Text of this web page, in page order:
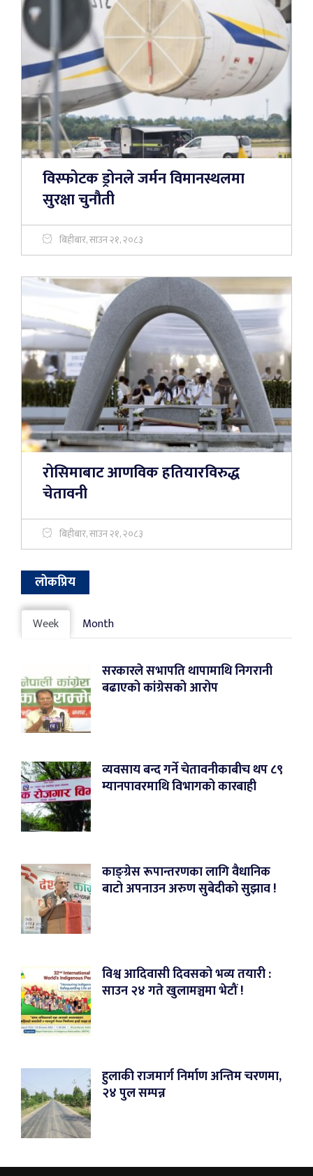
विस्फोटक ड्रोनले जर्मन विमानस्थलमा
सुरक्षा चुनौती
बिहीबार, साउन २१, २०८३
रोसिमाबाट आणविक हतियारविरुद्ध
चेतावनी
बिहीबार, साउन २१, २०८३
लोकप्रिय
Week Month
सरकारले सभापति थापामाथि निगरानी
बढाएको कांग्रेसको आरोप
व्यवसाय बन्द गर्ने चेतावनीकाबीच थप ८९
म्यानपावरमाथि विभागको कारबाही
काङ्ग्रेस रूपान्तरणका लागि वैधानिक
बाटो अपनाउन अरुण सुबेदीको सुझाव !
विश्व आदिवासी दिवसको भव्य तयारी :
साउन २४ गते खुलामञ्चमा भेटौं !
हुलाकी राजमार्ग निर्माण अन्तिम चरणमा,
२४ पुल सम्पन्न